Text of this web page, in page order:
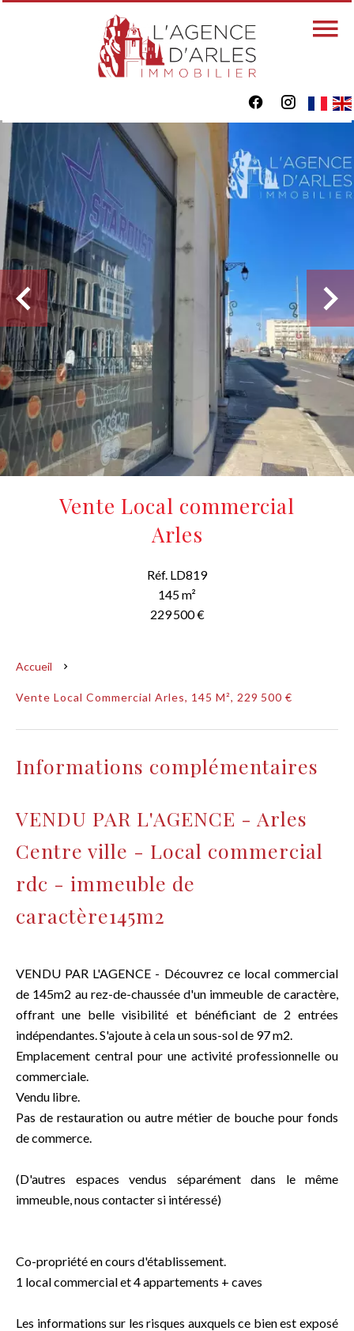
Vente Local commercial
Arles
Réf. LD819
145 m²
229 500 €
Accueil
Vente Local Commercial Arles, 145 M², 229 500 €
Informations complémentaires
VENDU PAR L'AGENCE - Arles
Centre ville - Local commercial
rdc - immeuble de
caractère145m2
VENDU PAR L'AGENCE - Découvrez ce local commercial
de 145m2 au rez-de-chaussée d'un immeuble de caractère,
offrant une belle visibilité et bénéficiant de 2 entrées
indépendantes. S'ajoute à cela un sous-sol de 97 m2.
Emplacement central pour une activité professionnelle ou
commerciale.
Vendu libre.
Pas de restauration ou autre métier de bouche pour fonds
de commerce.
(D'autres espaces vendus séparément dans le même
immeuble, nous contacter si intéressé)
Co-propriété en cours d'établissement.
1 local commercial et 4 appartements + caves
Les informations sur les risques auxquels ce bien est exposé